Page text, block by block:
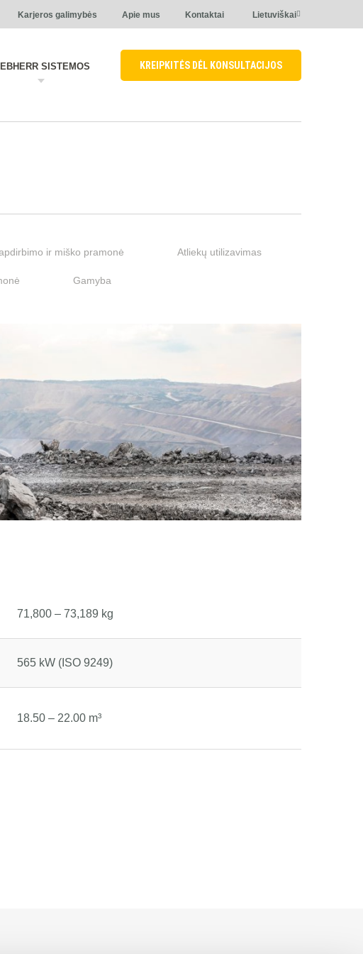
Karjeros galimybės Apie mus Kontaktai Lietuviškai
SISTEMOS KREIPKITĖS DĖL KONSULTACIJOS
ir miško pramonė Atliekų utilizavimas
Gamyba
71,800 – 73,189 kg
565 kW (ISO 9249)
18.50 – 22.00 m³